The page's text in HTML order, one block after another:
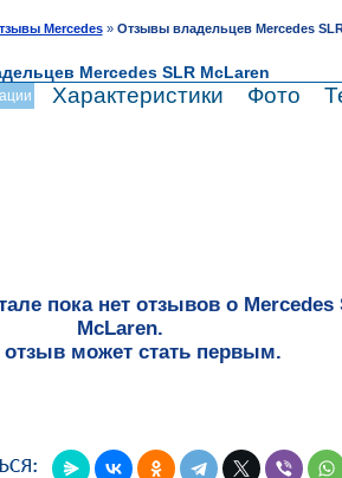
Mercedes» Отзывы владельцев Mercedes
Mercedes SLR McLaren
Характеристики Фото
пока нет отзывов о Mercedes
McLaren.
может стать первым.